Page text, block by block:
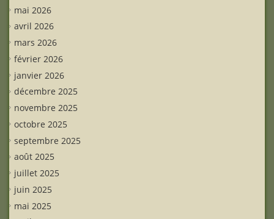
mai 2026
avril 2026
mars 2026
février 2026
janvier 2026
décembre 2025
novembre 2025
octobre 2025
septembre 2025
août 2025
juillet 2025
juin 2025
mai 2025